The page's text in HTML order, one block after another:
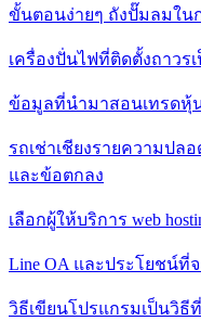
ขั้นตอนง่ายๆ ถังปั๊มลมใน
เครื่องปั่นไฟที่ติดตั้งถาว
ข้อมูลที่นำมาสอนเทรดหุ้
รถเช่าเชียงรายความป
และข้อตกลง
เลือกผู้ให้บริการ web
Line OA และประโยชน์ที่
วิธีเขียนโปรแกรมเป็นวิธี